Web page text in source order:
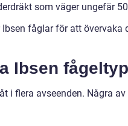
som väger ungefär
fåglar för att övervaka
Ibsen
i flera avseenden. Några av